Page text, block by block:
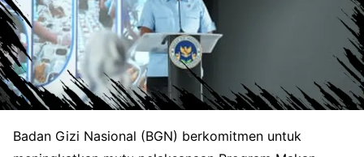
Badan Gizi Nasional (BGN) berkomitmen untuk